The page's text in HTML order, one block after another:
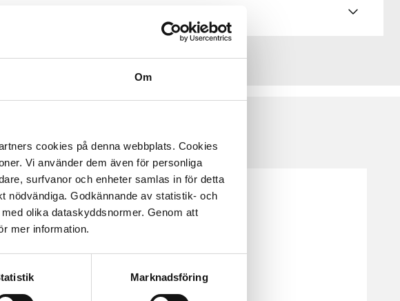
Om
cookies på denna webbplats. Cookies
Vi använder dem även för personliga
surfvanor och enheter samlas in för detta
nödvändiga. Godkännande av statistik- och
olika dataskyddsnormer. Genom att
mer information.
Marknadsföring